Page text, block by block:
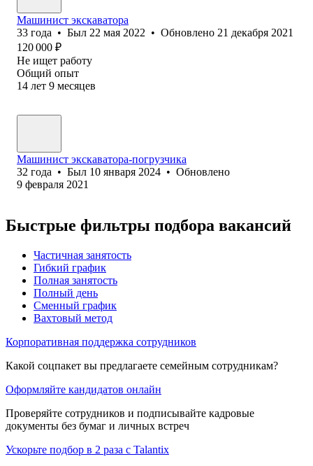
Машинист экскаватора
33 года • Был 22 мая 2022 • Обновлено 21 декабря 2021
120 000 ₽
Не ищет работу
Общий опыт
14 лет 9 месяцев
Машинист экскаватора-погрузчика
32 года • Был 10 января 2024 • Обновлено
9 февраля 2021
Быстрые фильтры подбора вакансий
Частичная занятость
Гибкий график
Полная занятость
Полный день
Сменный график
Вахтовый метод
Корпоративная поддержка сотрудников
Какой соцпакет вы предлагаете семейным сотрудникам?
Оформляйте кандидатов онлайн
Проверяйте сотрудников и подписывайте кадровые
документы без бумаг и личных встреч
Ускорьте подбор в 2 раза с Talantix